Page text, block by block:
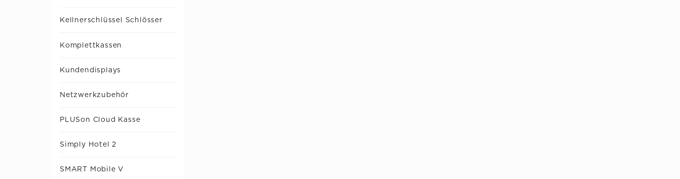
Kellnerschlüssel Schlösser
Komplettkassen
Kundendisplays
Netzwerkzubehör
PLUSon Cloud Kasse
Simply Hotel 2
SMART Mobile V